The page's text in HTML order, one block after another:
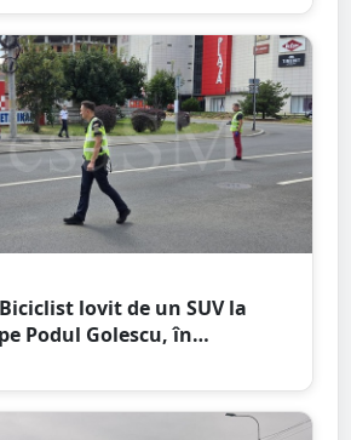
lovit de un SUV la
Podul Golescu, în
Mare. Șoferul: ”Pur și
văzut”